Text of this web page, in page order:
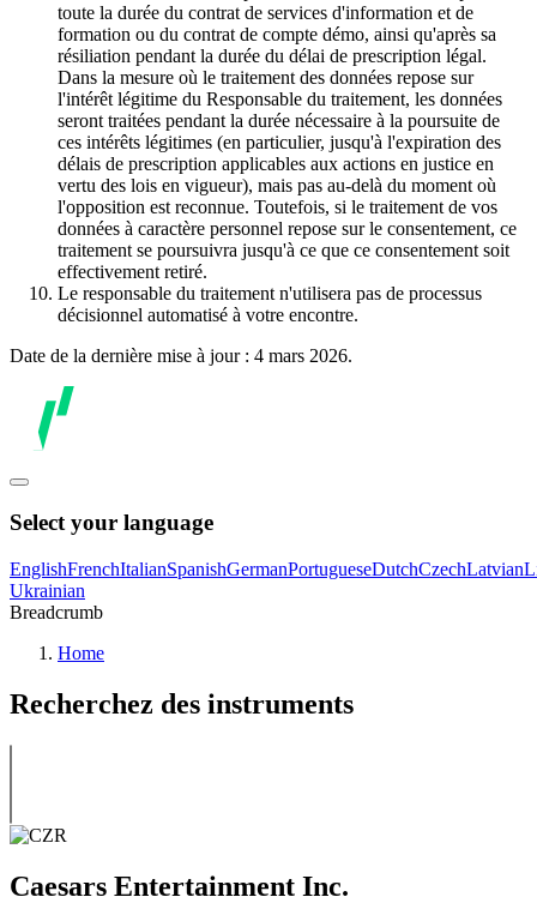
toute la durée du contrat de services d'information et de
formation ou du contrat de compte démo, ainsi qu'après sa
résiliation pendant la durée du délai de prescription légal.
Dans la mesure où le traitement des données repose sur
l'intérêt légitime du Responsable du traitement, les données
seront traitées pendant la durée nécessaire à la poursuite de
ces intérêts légitimes (en particulier, jusqu'à l'expiration des
délais de prescription applicables aux actions en justice en
vertu des lois en vigueur), mais pas au-delà du moment où
l'opposition est reconnue. Toutefois, si le traitement de vos
données à caractère personnel repose sur le consentement, ce
traitement se poursuivra jusqu'à ce que ce consentement soit
effectivement retiré.
Le responsable du traitement n'utilisera pas de processus
décisionnel automatisé à votre encontre.
Date de la dernière mise à jour : 4 mars 2026.
Select your language
EnglishFrenchItalianSpanishGermanPortugueseDutchCzechLatvian
Ukrainian
Breadcrumb
Home
Recherchez des instruments
Caesars Entertainment Inc.